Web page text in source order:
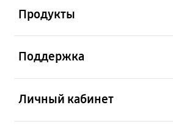
Продукты
Поддержка
Личный кабинет